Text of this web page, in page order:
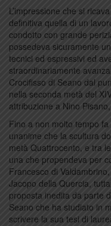
L’impressione che si
definitiva quella di un
condotto con grande
possedeva sicuramente
tecnici ed espressivi ed
straordinariamente
Crocifisso di Seano dal
nella seconda metà del
attribuzione a Nino
Fino a non molto tempo
unanime che la scultura
metà Quattrocento, e tra
una che propendeva per
Francesco di
Jacopo della Quercia,
proposta inedita da parte
Seano che ha studiato in
scrivere la sua tesi di